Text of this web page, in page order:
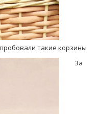
такие корзины
За